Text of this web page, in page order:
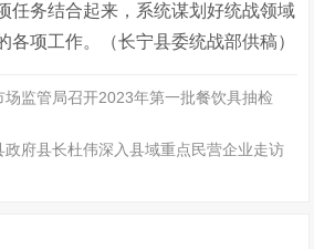
任务结合起来，系统谋划好统战领域
各项工作。
（长宁县委统战部供稿）
场监管局召开2023年第一批餐饮具抽检
政府县长杜伟深入县域重点民营企业走访